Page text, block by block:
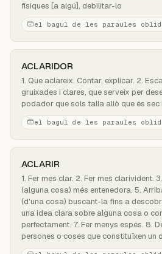
físiques [a algú], debilitar-lo
el bagul de les paraules
ACLARIDOR
1. Que aclareix. Contar, explicar. 2.
gruixades i clares, que serveix per
podador que sols talla allò que és
el bagul de les paraules
ACLARIR
1. Fer més clar. 2. Fer més clarivident.
(alguna cosa) més entenedora. 5.
(d'una cosa) buscant-la fins a
una idea clara sobre alguna cosa o
perfectament. 7. Fer menys espés. 8.
persones o coses que constituïxen un